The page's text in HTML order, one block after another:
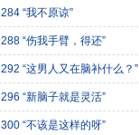
284 “我不原谅”
288 “伤我手臂，得还”
292 “这男人又在脑补什么？”
296 “新脑子就是灵活”
300 “不该是这样的呀”